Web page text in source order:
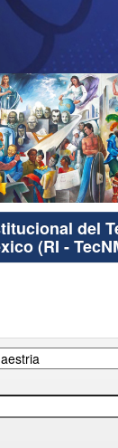
del
(RI -